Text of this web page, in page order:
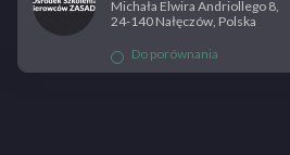
Michała Elwira Andriollego 8,
24-140 Nałęczów, Polska
Do porównania